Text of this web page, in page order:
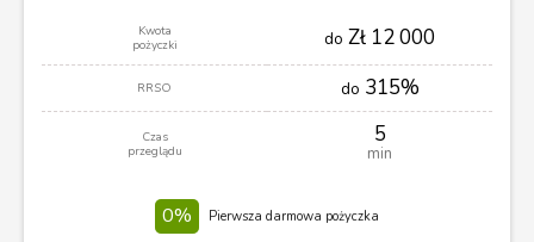
Kwota
pożyczki
do Zł 12 000
RRSO do 315%
Czas
przeglądu
5
min
0% Pierwsza darmowa pożyczka